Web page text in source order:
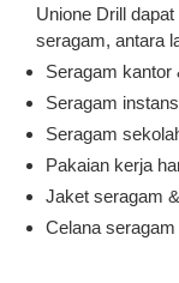
Unione Drill
seragam, antara
Seragam kantor
Seragam
Seragam
Pakaian kerja
Jaket seragam
Celana seragam